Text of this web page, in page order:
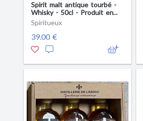
Spirit malt antique tourbé -
Whisky - 50cl - Produit en
Anjou
Spiritueux
39.00 €